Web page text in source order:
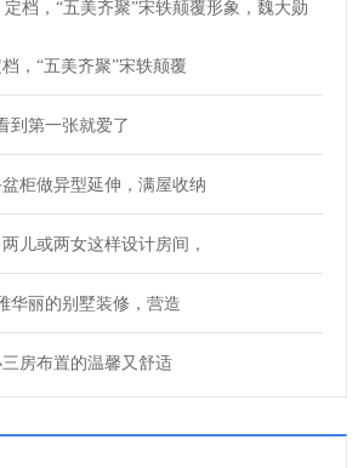
，“五美齐聚”宋轶颠覆
到第一张就爱了
柜做异型延伸，满屋收纳
儿或两女这样设计房间，
华丽的别墅装修，营造
房布置的温馨又舒适